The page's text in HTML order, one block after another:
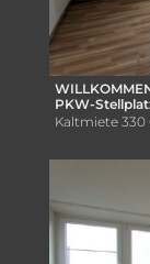
PKW-
Kaltmiete 330